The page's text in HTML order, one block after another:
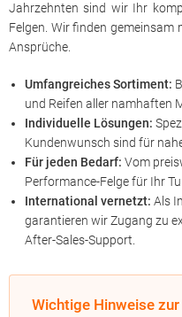
Jahrzehnten sind wir Ihr
Felgen. Wir finden
Ansprüche.
Umfangreiches Sortiment:
und Reifen aller namhaften
Individuelle Lösungen:
Kundenwunsch sind für
Für jeden Bedarf: Vom
Performance-Felge für Ihr
International vernetzt: Als
garantieren wir Zugang zu
After-Sales-Support.
Wichtige Hinweise